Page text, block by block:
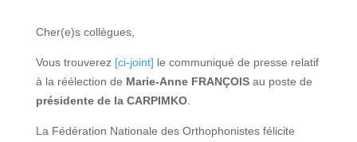
Cher(e)s collègues,
Vous trouverez [ci-joint] le communiqué de presse relatif
à la réélection de Marie-Anne FRANÇOISau poste de
présidente de la CARPIMKO.
La Fédération Nationale des Orthophonistes félicite